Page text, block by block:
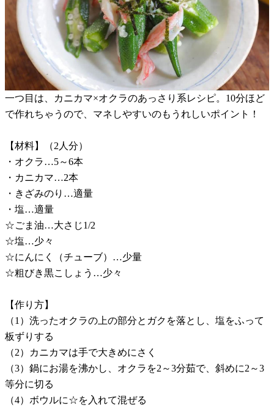
一つ目は、カニカマ×オクラのあっさり系レシピ。10分ほど
で作れちゃうので、マネしやすいのもうれしいポイント！
【材料】（2人分）
・オクラ…5～6本
・カニカマ…2本
・きざみのり…適量
・塩…適量
☆ごま油…大さじ1/2
☆塩…少々
☆にんにく（チューブ）…少量
☆粗びき黒こしょう…少々
【作り方】
（1）洗ったオクラの上の部分とガクを落とし、塩をふって
板ずりする
（2）カニカマは手で大きめにさく
（3）鍋にお湯を沸かし、オクラを2～3分茹で、斜めに2～3
等分に切る
（4）ボウルに☆を入れて混ぜる